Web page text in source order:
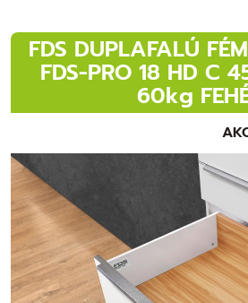
FDS DUPLAFALÚ
FDS-PRO 18 HD C
60kg